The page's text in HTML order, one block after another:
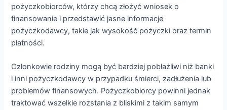
pożyczkobiorców, którzy chcą złożyć wniosek o
finansowanie i przedstawić jasne informacje
pożyczkodawcy, takie jak wysokość pożyczki oraz termin
płatności.
Członkowie rodziny mogą być bardziej pobłażliwi niż banki
i inni pożyczkodawcy w przypadku śmierci, zadłużenia lub
problemów finansowych. Pożyczkobiorcy powinni jednak
traktować wszelkie rozstania z bliskimi z takim samym